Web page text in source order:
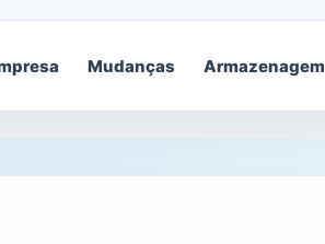
Mudanças Armazenagem